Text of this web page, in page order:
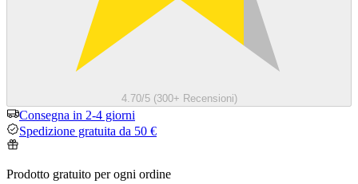
4.70/5 (300+ Recensioni)
Consegna in 2-4 giorni
Spedizione gratuita da 50 €
Prodotto gratuito per ogni ordine